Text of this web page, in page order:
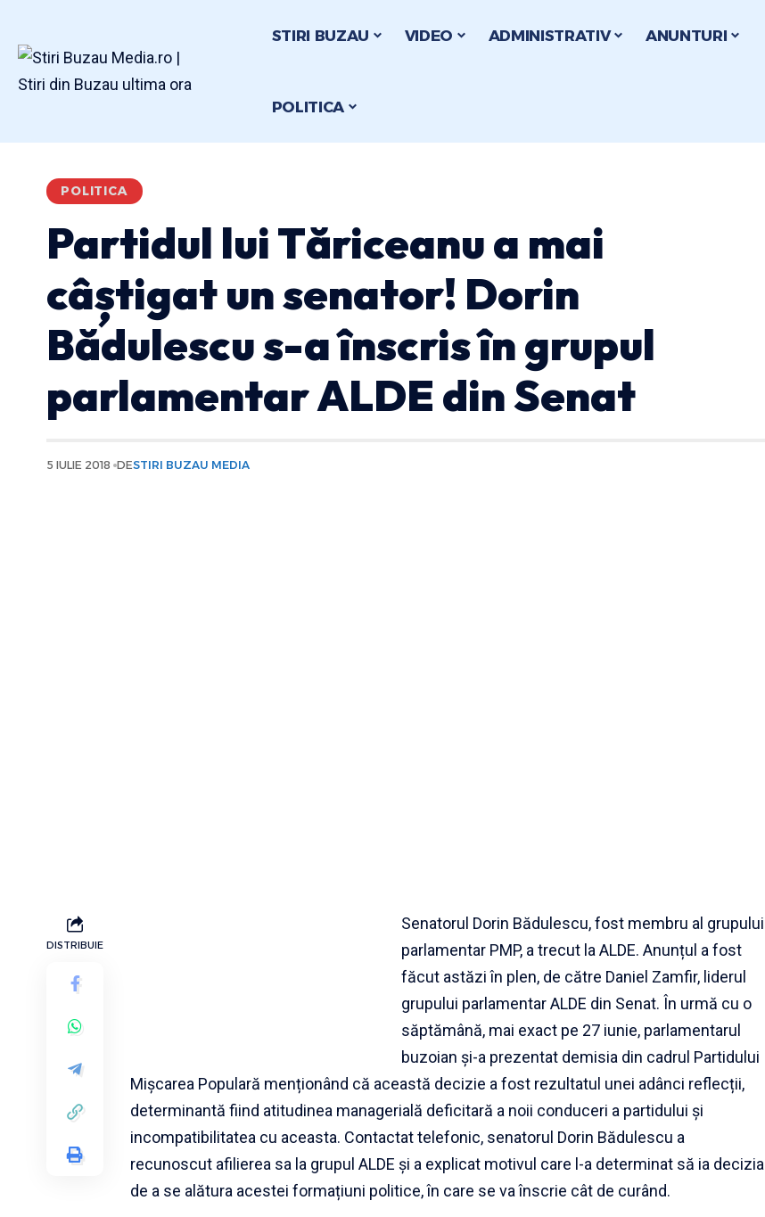
STIRI BUZAU VIDEO ADMINISTRATIV ANUNTURI
POLITICA
POLITICA
Partidul lui Tăriceanu a mai
câștigat un senator! Dorin
Bădulescu s-a înscris în grupul
parlamentar ALDE din Senat
5 IULIE 2018 DESTIRI BUZAU MEDIA
DISTRIBUIE
Senatorul Dorin Bădulescu, fost membru al grupului
parlamentar PMP, a trecut la ALDE. Anunțul a fost
făcut astăzi în plen, de către Daniel Zamfir, liderul
grupului parlamentar ALDE din Senat. În urmă cu o
săptămână, mai exact pe 27 iunie, parlamentarul
buzoian și-a prezentat demisia din cadrul Partidului
Mișcarea Populară menționând că această decizie a fost rezultatul unei adânci reflecții,
determinantă fiind atitudinea managerială deficitară a noii conduceri a partidului și
incompatibilitatea cu aceasta. Contactat telefonic, senatorul Dorin Bădulescu a
recunoscut afilierea sa la grupul ALDE și a explicat motivul care l-a determinat să ia decizia
de a se alătura acestei formațiuni politice, în care se va înscrie cât de curând.